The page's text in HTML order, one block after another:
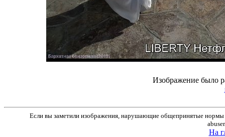
Изображение было
Если вы заметили изображения, нарушающие общепринятые нормы
На